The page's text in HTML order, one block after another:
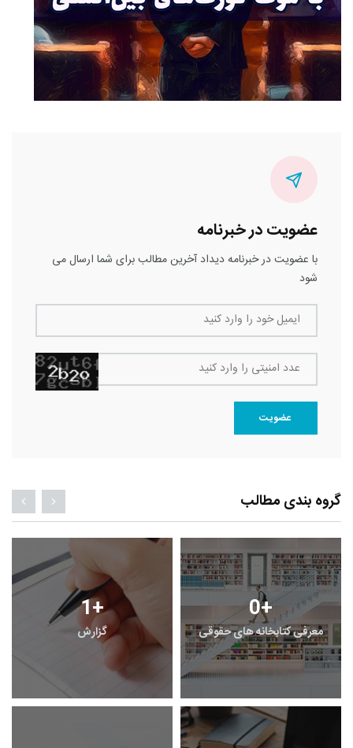
عضویت در خبرنامه
با عضویت در خبرنامه دیداد آخرین مطالب برای شما ارسال می
شود
ایمیل خود را وارد کنید
عدد امنیتی را وارد کنید
عضویت
گروه بندی مطالب
1+
گزارش
0+
معرفی کتابخانه های حقوقی